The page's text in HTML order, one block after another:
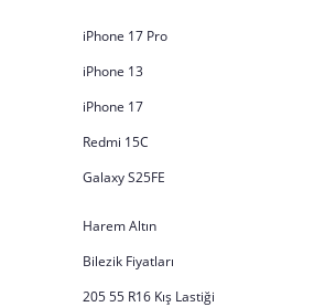
iPhone 17 Pro
iPhone 13
iPhone 17
Redmi 15C
Galaxy S25FE
Harem Altın
Bilezik Fiyatları
205 55 R16 Kış Lastiği